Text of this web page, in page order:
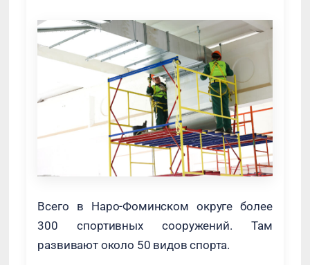
Всего в Наро-Фоминском округе более
300 спортивных сооружений. Там
развивают около 50 видов спорта.